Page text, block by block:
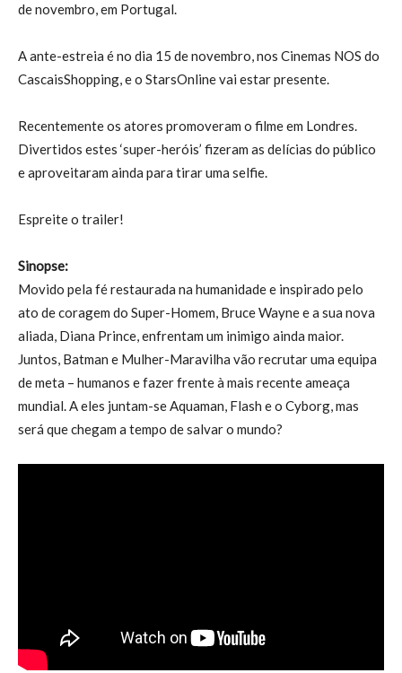
de novembro, em Portugal.
A ante-estreia é no dia 15 de novembro, nos Cinemas NOS do
CascaisShopping, e o StarsOnline vai estar presente.
Recentemente os atores promoveram o filme em Londres.
Divertidos estes ‘super-heróis’ fizeram as delícias do público
e aproveitaram ainda para tirar uma selfie.
Espreite o trailer!
Sinopse:
Movido pela fé restaurada na humanidade e inspirado pelo
ato de coragem do Super-Homem, Bruce Wayne e a sua nova
aliada, Diana Prince, enfrentam um inimigo ainda maior.
Juntos, Batman e Mulher-Maravilha vão recrutar uma equipa
de meta – humanos e fazer frente à mais recente ameaça
mundial. A eles juntam-se Aquaman, Flash e o Cyborg, mas
será que chegam a tempo de salvar o mundo?